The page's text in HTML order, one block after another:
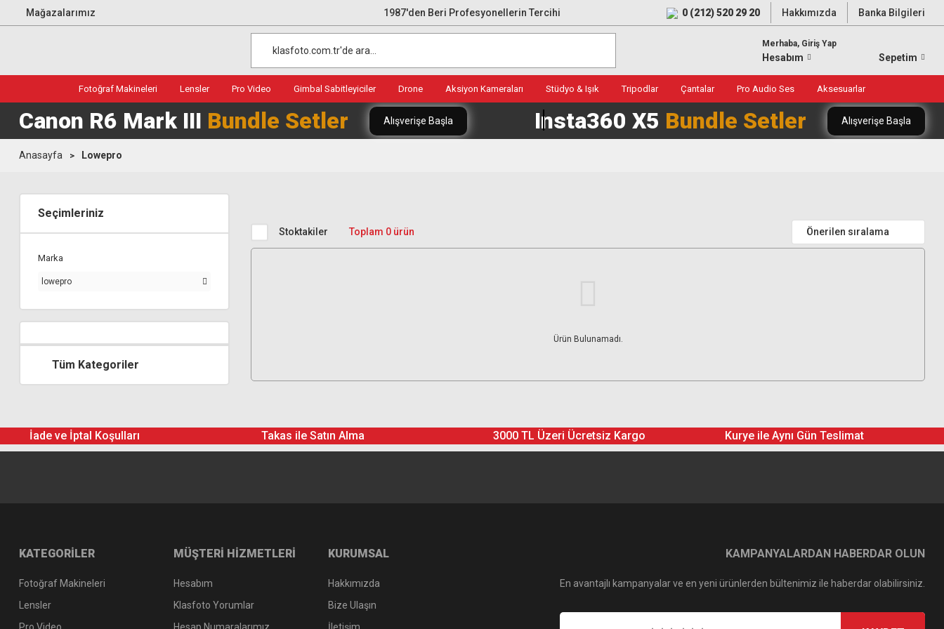
Mağazalarımız 1987'den Beri Profesyonellerin Tercihi 0 (212) 520 29 20 Hakkımızda Banka Bilgileri
Merhaba, Giriş Yap
Hesabım Sepetim
Fotoğraf Makineleri Lensler Pro Video Gimbal Sabitleyiciler Drone Aksiyon Kameraları Stüdyo & Işık Tripodlar Çantalar Pro Audio Ses Aksesuarlar
Canon R6 Mark III Bundle Setler Alışverişe Başla Insta360 X5 Bundle Setler Alışverişe Başla
Anasayfa Lowepro
Seçimleriniz
Marka
lowepro
Tüm Kategoriler
Stoktakiler Toplam 0 ürün
Ürün Bulunamadı.
İade ve İptal Koşulları Takas ile Satın Alma 3000 TL Üzeri Ücretsiz Kargo Kurye ile Aynı Gün Teslimat
KATEGORİLER
Fotoğraf Makineleri
Lensler
MÜŞTERİ HİZMETLERİ
Hesabım
Klasfoto Yorumlar
KURUMSAL
Hakkımızda
Bize Ulaşın
KAMPANYALARDAN HABERDAR OLUN
En avantajlı kampanyalar ve en yeni ürünlerden bültenimiz ile haberdar olabilirsiniz.